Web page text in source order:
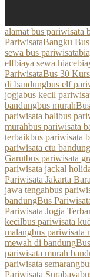
alamat bus pariwisata
PariwisataBangku Bus
sewa bus pariwisata
elfbiaya sewa hiace
PariwisataBus 30
di bandungbus elf
jogjabus kecil
bandungbus murah
pariwisata balibus
murahbus pariwisata
terbaikbus pariwisata
pariwisata ctu bandung
Garutbus pariwisata
pariwisata jackal
Pariwisata Jakarta
jawa tengahbus
bandungBus
Pariwisata Jogja
kecilbus pariwisata
malangbus pariwisata
mewah di bandung
pariwisata murah
pariwisata semarang
Pariwisata Surabaya